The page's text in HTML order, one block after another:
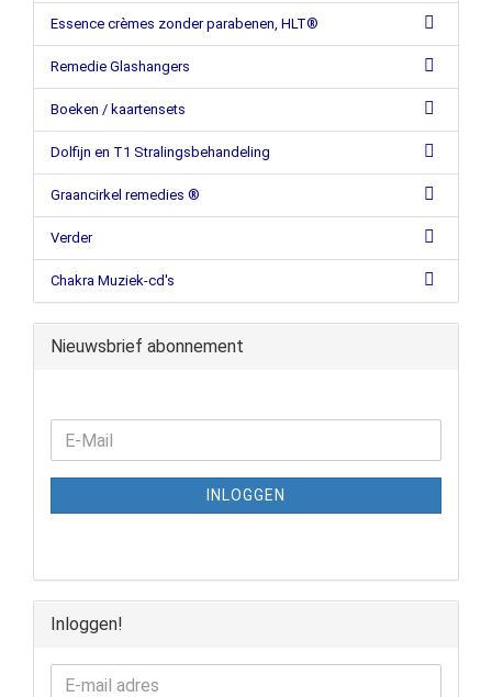
Essence crèmes zonder parabenen, HLT®
Remedie Glashangers
Boeken / kaartensets
Dolfijn en T1 Stralingsbehandeling
Graancirkel remedies ®
Verder
Chakra Muziek-cd's
Nieuwsbrief abonnement
INLOGGEN
Inloggen!